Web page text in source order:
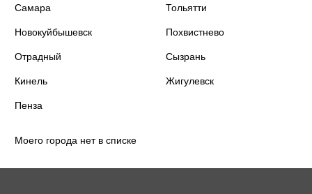
Самара Тольятти
Новокуйбышевск Похвистнево
Отрадный Сызрань
Кинель Жигулевск
Пенза
Моего города нет в списке